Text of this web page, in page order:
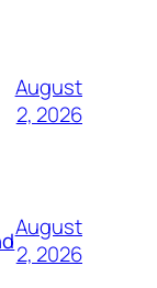
August
2, 2026
August
2, 2026